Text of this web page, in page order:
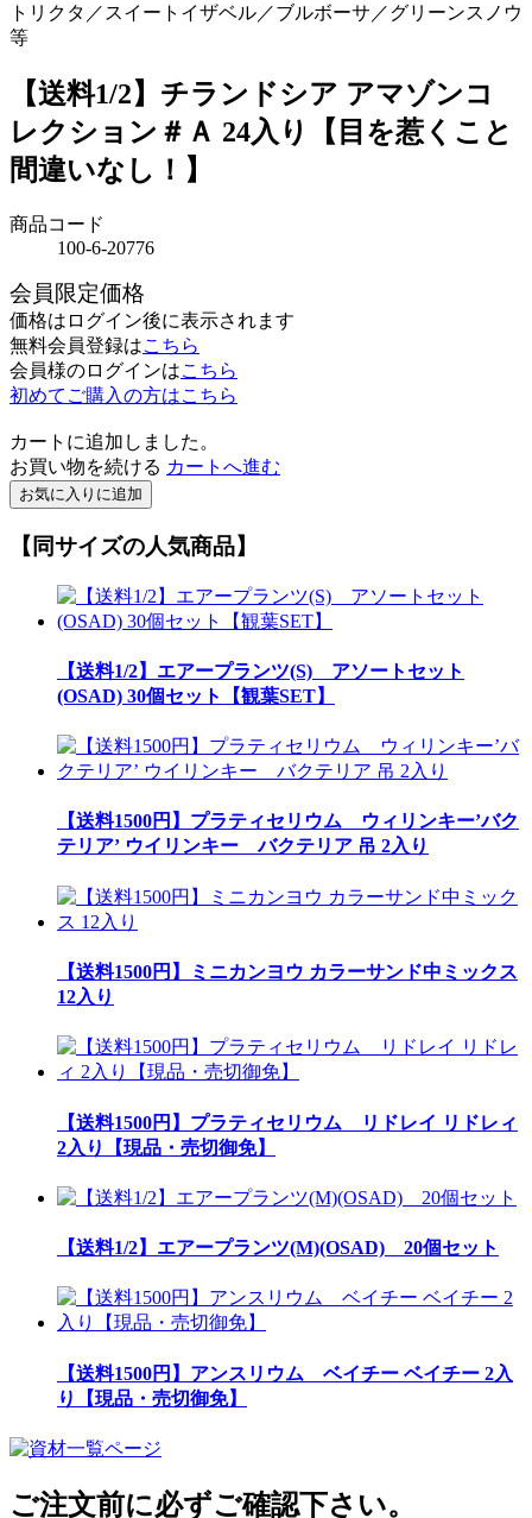
トリクタ／スイートイザベル／ブルボーサ／グリーンスノウ
等
【送料1/2】チランドシア アマゾンコ
レクション＃Ａ 24入り【目を惹くこと
間違いなし！】
商品コード
100-6-20776
会員限定価格
価格はログイン後に表示されます
無料会員登録はこちら
会員様のログインはこちら
初めてご購入の方はこちら
カートに追加しました。
お買い物を続ける カートへ進む
お気に入りに追加
【同サイズの人気商品】
【送料1/2】エアープランツ(S) アソートセット
(OSAD) 30個セット【観葉SET】
【送料1500円】プラティセリウム ウィリンキー’バク
テリア’ ウイリンキー バクテリア 吊 2入り
【送料1500円】ミニカンヨウ カラーサンド中ミックス
12入り
【送料1500円】プラティセリウム リドレイ リドレィ
2入り【現品・売切御免】
【送料1/2】エアープランツ(M)(OSAD) 20個セット
【送料1500円】アンスリウム ベイチー ベイチー 2入
り【現品・売切御免】
ご注文前に必ずご確認下さい。